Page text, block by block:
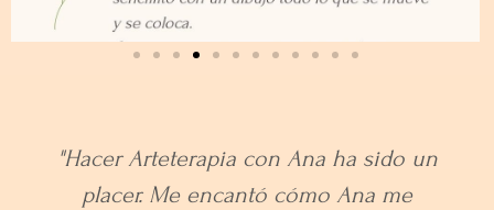
Cuando conocí Ana me pareció muy
especial y poco a poco fui